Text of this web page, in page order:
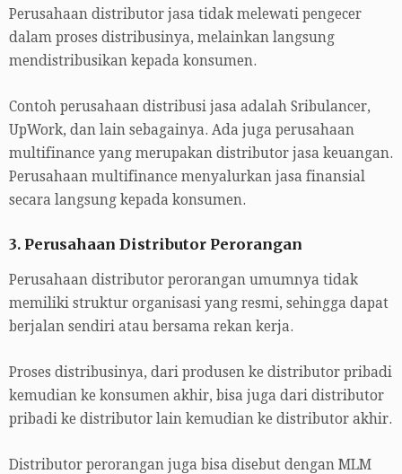
Perusahaan distributor jasa tidak melewati pengecer
dalam proses distribusinya, melainkan langsung
mendistribusikan kepada konsumen.
Contoh perusahaan distribusi jasa adalah Sribulancer,
UpWork, dan lain sebagainya. Ada juga perusahaan
multifinance yang merupakan distributor jasa keuangan.
Perusahaan multifinance menyalurkan jasa finansial
secara langsung kepada konsumen.
3. Perusahaan Distributor Perorangan
Perusahaan distributor perorangan umumnya tidak
memiliki struktur organisasi yang resmi, sehingga dapat
berjalan sendiri atau bersama rekan kerja.
Proses distribusinya, dari produsen ke distributor pribadi
kemudian ke konsumen akhir, bisa juga dari distributor
pribadi ke distributor lain kemudian ke distributor akhir.
Distributor perorangan juga bisa disebut dengan MLM